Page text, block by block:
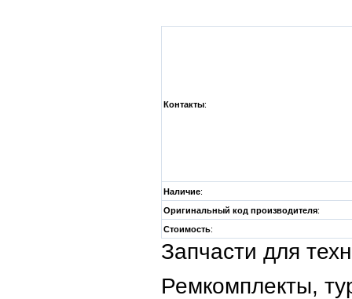
Контакты:
Наличие:
Оригинальный код производителя:
Стоимость:
Запчасти для
Ремкомплекты,